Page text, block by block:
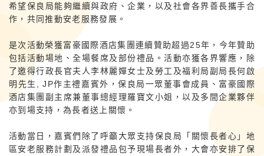
希望保良局能夠繼續與政府、企業，以及社會各界善長攜手合
作，共同推動安老服務發展。
是次活動榮獲富豪國際酒店集團連續贊助超過25年，今年贊助
包括活動場地、全場餐席及部份禮品。活動亦獲各界響應，除
了邀得行政長官夫人李林麗嬋女士及勞工及福利局副局長何啟
明先生, JP作主禮嘉賓外，保良局一眾董事會成員、富豪國際
酒店集團副主席兼董事總經理羅寶文小姐，以及多間企業夥伴
亦到場支持，為長者送上關懷。
活動當日，嘉賓們除了呼籲大眾支持保良局「關懷長者心」地
區安老服務計劃及派發禮品包予現場長者外，大會亦安排了保